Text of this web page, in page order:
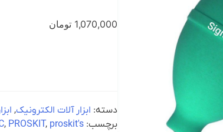
1,070,000 تومان
دسته: ابزار آلات الکترونیک,
برچسب:
, PROSKIT, proskit's